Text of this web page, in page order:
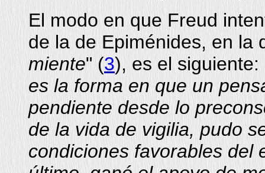
El modo en que Freud
de la de Epiménides, en la
miente" (3), es el siguiente:
es la forma en que un
pendiente desde lo
de la vida de vigilia, pudo
condiciones favorables del